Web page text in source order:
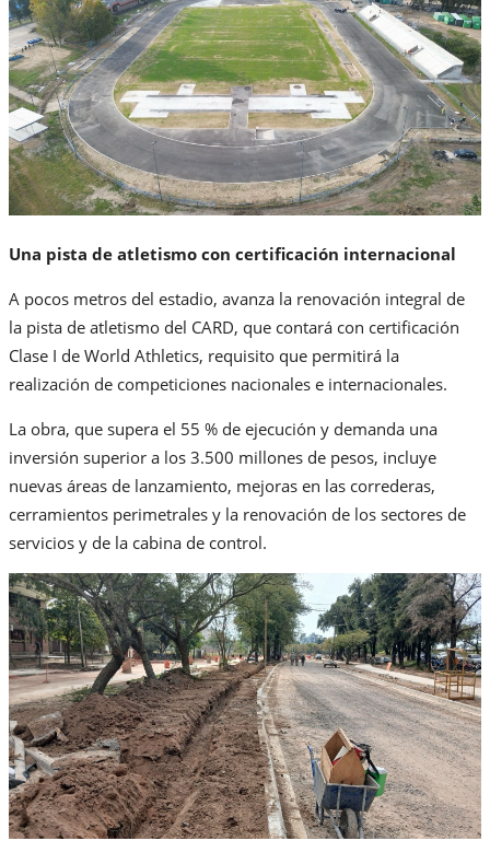
Una pista de atletismo con certificación internacional
A pocos metros del estadio, avanza la renovación integral de
la pista de atletismo del CARD, que contará con certificación
Clase I de World Athletics, requisito que permitirá la
realización de competiciones nacionales e internacionales.
La obra, que supera el 55 % de ejecución y demanda una
inversión superior a los 3.500 millones de pesos, incluye
nuevas áreas de lanzamiento, mejoras en las correderas,
cerramientos perimetrales y la renovación de los sectores de
servicios y de la cabina de control.